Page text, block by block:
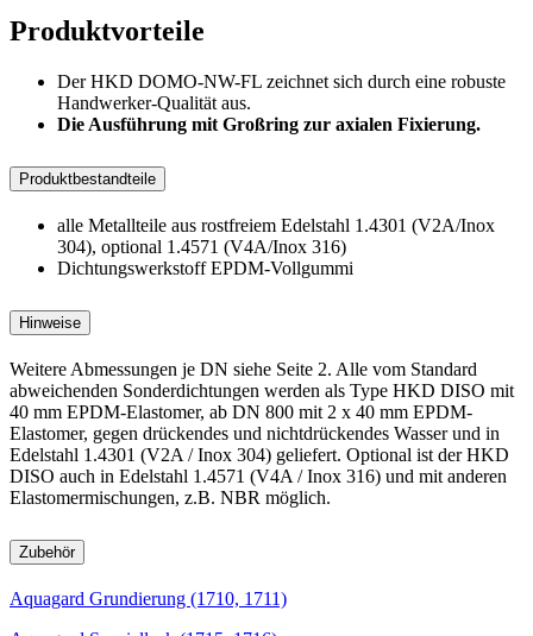
Produktvorteile
Der HKD DOMO-NW-FL zeichnet sich durch eine robuste
Handwerker-Qualität aus.
Die Ausführung mit Großring zur axialen Fixierung.
Produktbestandteile
alle Metallteile aus rostfreiem Edelstahl 1.4301 (V2A/Inox
304), optional 1.4571 (V4A/Inox 316)
Dichtungswerkstoff EPDM-Vollgummi
Hinweise
Weitere Abmessungen je DN siehe Seite 2. Alle vom Standard
abweichenden Sonderdichtungen werden als Type HKD DISO mit
40 mm EPDM-Elastomer, ab DN 800 mit 2 x 40 mm EPDM-
Elastomer, gegen drückendes und nichtdrückendes Wasser und in
Edelstahl 1.4301 (V2A / Inox 304) geliefert. Optional ist der HKD
DISO auch in Edelstahl 1.4571 (V4A / Inox 316) und mit anderen
Elastomermischungen, z.B. NBR möglich.
Zubehör
Aquagard Grundierung (1710, 1711)